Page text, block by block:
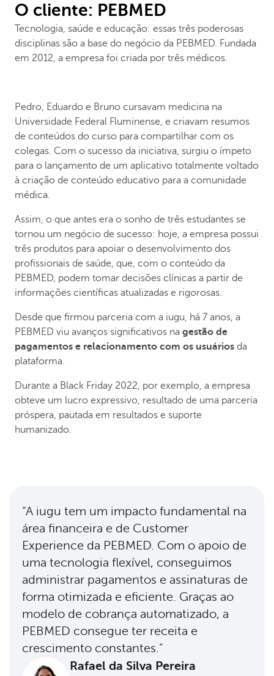
O cliente: PEBMED
Tecnologia, saúde e educação: essas três poderosas
disciplinas são a base do negócio da PEBMED. Fundada
em 2012, a empresa foi criada por três médicos.
Pedro, Eduardo e Bruno cursavam medicina na
Universidade Federal Fluminense, e criavam resumos
de conteúdos do curso para compartilhar com os
colegas. Com o sucesso da iniciativa, surgiu o ímpeto
para o lançamento de um aplicativo totalmente voltado
à criação de conteúdo educativo para a comunidade
médica.
Assim, o que antes era o sonho de três estudantes se
tornou um negócio de sucesso: hoje, a empresa possui
três produtos para apoiar o desenvolvimento dos
profissionais de saúde, que, com o conteúdo da
PEBMED, podem tomar decisões clínicas a partir de
informações científicas atualizadas e rigorosas.
Desde que firmou parceria com a iugu, há 7 anos, a
PEBMED viu avanços significativos na gestão de
pagamentos e relacionamento com os usuários da
plataforma.
Durante a Black Friday 2022, por exemplo, a empresa
obteve um lucro expressivo, resultado de uma parceria
próspera, pautada em resultados e suporte
humanizado.
“A iugu tem um impacto fundamental na
área financeira e de Customer
Experience da PEBMED. Com o apoio de
uma tecnologia flexível, conseguimos
administrar pagamentos e assinaturas de
forma otimizada e eficiente. Graças ao
modelo de cobrança automatizado, a
PEBMED consegue ter receita e
crescimento constantes.”
Rafael da Silva Pereira